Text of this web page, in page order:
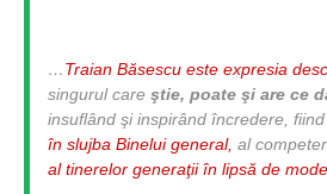
…Traian Băsescu este expresia
singurul care ştie, poate şi are ce
insuflând şi inspirând încredere, fiind
în slujba Binelui general, al
al tinerelor generaţii în lipsă de